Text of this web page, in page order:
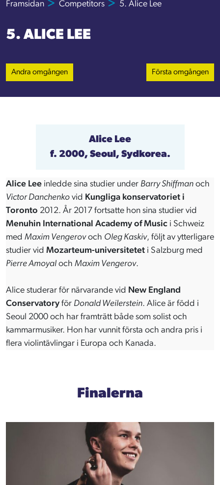
Framsidan Competitors 5. Alice Lee
5. ALICE LEE
Andra omgången Första omgången
Alice Lee
f. 2000, Seoul, Sydkorea.
Alice Lee inledde sina studier under Barry Shiffman och
Victor Danchenko vid Kungliga konservatoriet i
Toronto 2012. År 2017 fortsatte hon sina studier vid
Menuhin International Academy of Music i Schweiz
med Maxim Vengerovoch Oleg Kaskiv, följt av ytterligare
studier vid Mozarteum-universitetet i Salzburg med
Pierre Amoyal och Maxim Vengerov.
Alice studerar för närvarande vid New England
Conservatoryför Donald Weilerstein. Alice är född i
Seoul 2000 och har framträtt både som solist och
kammarmusiker. Hon har vunnit första och andra pris i
flera violintävlingar i Europa och Kanada.
Finalerna